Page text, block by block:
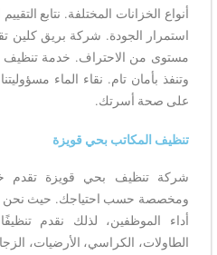
أنواع الخزانات المختلفة. نتابع
استمرار الجودة. شركة بريق كلين
مستوى من الاحتراف. خدمة تنظيف
وتنفذ بأمان تام. نقاء الماء
على صحة أسرتك.
تنظيف المكاتب بحي قويزة
شركة تنظيف بحي قويزة تقدم
ومخصصة حسب احتياجك. حيث نحن
أداء الموظفين، لذلك نقدم
الطاولات، الكراسي، الأرضيات،